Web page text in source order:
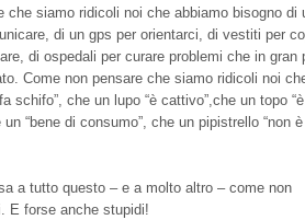
che siamo ridicoli noi che abbiamo bisogno di
di un gps per orientarci, di vestiti per
di ospedali per curare problemi che in gran
Come non pensare che siamo ridicoli noi
schifo”, che un lupo “è cattivo”,che un topo “è
“bene di consumo”, che un pipistrello “non è
a tutto questo – e a molto altro – come non
E forse anche stupidi!